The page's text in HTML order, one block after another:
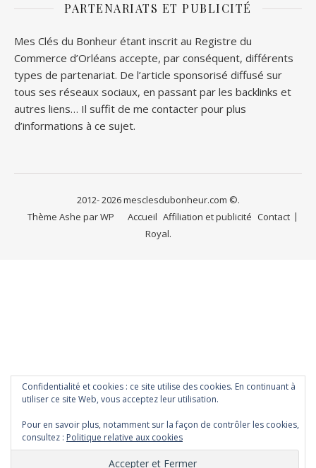
PARTENARIATS ET PUBLICITÉ
Mes Clés du Bonheur étant inscrit au Registre du
Commerce d’Orléans accepte, par conséquent, différents
types de partenariat. De l’article sponsorisé diffusé sur
tous ses réseaux sociaux, en passant par les backlinks et
autres liens… Il suffit de me contacter pour plus
d’informations à ce sujet.
2012- 2026 mesclesdubonheur.com ©.
Accueil Affiliation et publicité Contact
Thème Ashe parWP
Royal.
Confidentialité et cookies : ce site utilise des cookies. En continuant à
utiliser ce site Web, vous acceptez leur utilisation.
Pour en savoir plus, notamment sur la façon de contrôler les cookies,
consultez : Politique relative aux cookies